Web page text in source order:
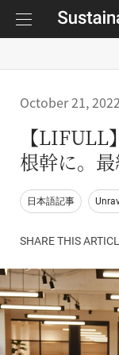
October 21, 2022
【LIFULL
根幹に。最
日本語記事
SHARE THIS